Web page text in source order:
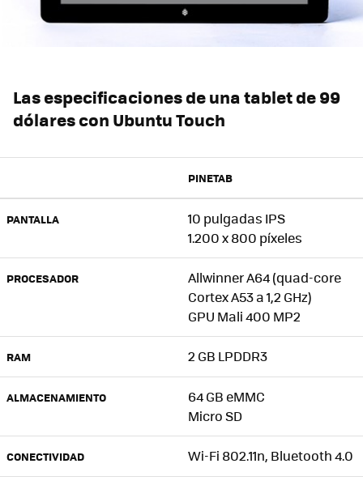
Las especificaciones de una tablet de 99
dólares con Ubuntu Touch
PINETAB
PANTALLA
10 pulgadas IPS
1.200 x 800 píxeles
PROCESADOR
Allwinner A64 (quad-core
Cortex A53 a 1,2 GHz)
GPU Mali 400 MP2
RAM 2 GB LPDDR3
ALMACENAMIENTO
64 GB eMMC
Micro SD
CONECTIVIDAD Wi-Fi 802.11n, Bluetooth 4.0